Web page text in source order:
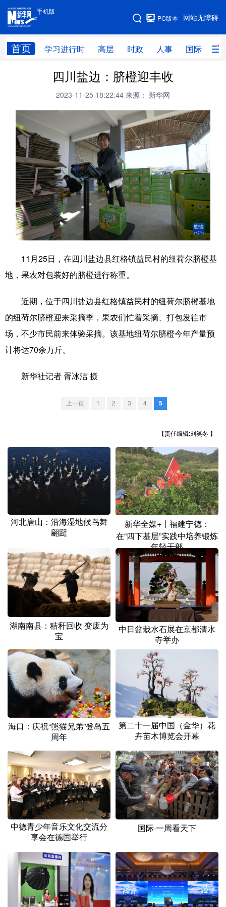
手机版
网站无障碍
PC版本
首页 学习进行时 高层 时政 人事 国际 财
手机版
网站地图
高层 时政
财经 网评
全球连线 教育
科技 科创 量子 体育
文化 书画 军事
访谈 视频 图片 政务
法律 中央文件 金融 汽车
食品 信息化 数字经济
文化产业
江西
山东 河南 湖北 湖南
广东 广西 海南 重庆
四川 贵州 云南 西藏
陕西 甘肃 青海 宁夏
黑龙江
多语种频道
English Español Français عربى
Русский язык 日本語 한국어
四川盐边：脐橙迎丰收
2023-11-25 18:22:44 来源： 新华网
11月25日，在四川盐边县红格镇益民村的纽荷尔脐橙基
地，果农对包装好的脐橙进行称重。
近期，位于四川盐边县红格镇益民村的纽荷尔脐橙基地
的纽荷尔脐橙迎来采摘季，果农们忙着采摘、打包发往市
场，不少市民前来体验采摘。该基地纽荷尔脐橙今年产量预
计将达70余万斤。
新华社记者 胥冰洁 摄
上一页 1 2 3 4 5
【责任编辑:刘笑冬 】
河北唐山：沿海湿地候鸟舞
翩跹
新华全媒+丨福建宁德：
在“四下基层”实践中培养锻炼
年轻干部
湖南南县：秸秆回收 变废为
宝
中日盆栽水石展在京都清水
寺举办
海口：庆祝“熊猫兄弟”登岛五
周年
第二十一届中国（金华）花
卉苗木博览会开幕
中德青少年音乐文化交流分
享会在德国举行
国际·一周看天下